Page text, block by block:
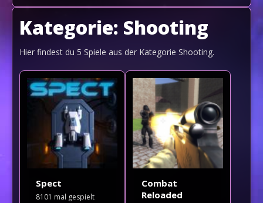
Kategorie: Shooting
Hier findest du 5 Spiele aus der Kategorie Shooting.
Spect
8101 mal gespielt
Combat
Reloaded